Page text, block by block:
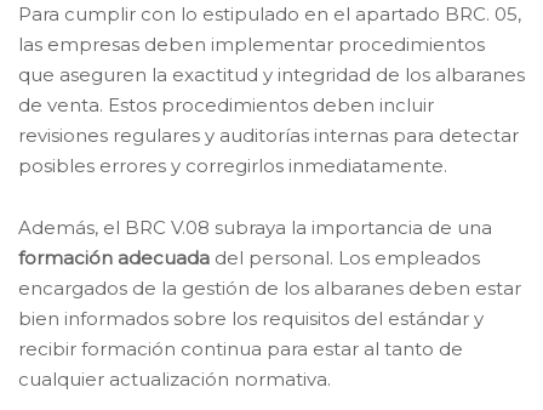
Para cumplir con lo estipulado en el apartado BRC. 05,
las empresas deben implementar procedimientos
que aseguren la exactitud y integridad de los albaranes
de venta. Estos procedimientos deben incluir
revisiones regulares y auditorías internas para detectar
posibles errores y corregirlos inmediatamente.
Además, el BRC V.08 subraya la importancia de una
formación adecuada del personal. Los empleados
encargados de la gestión de los albaranes deben estar
bien informados sobre los requisitos del estándar y
recibir formación continua para estar al tanto de
cualquier actualización normativa.